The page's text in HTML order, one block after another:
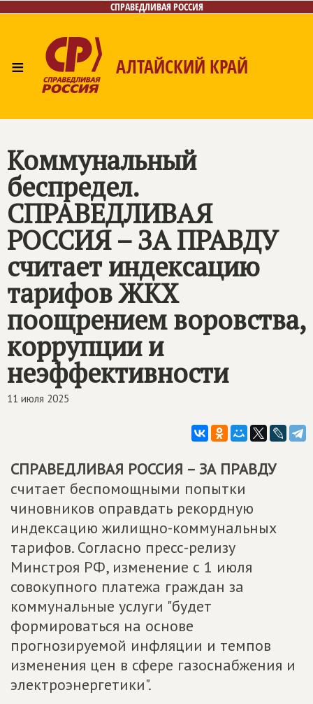
СПРАВЕДЛИВАЯ РОССИЯ
≡ АЛТАЙСКИЙ КРАЙ
Коммунальный
беспредел.
СПРАВЕДЛИВАЯ
РОССИЯ – ЗА ПРАВДУ
считает индексацию
тарифов ЖКХ
поощрением воровства,
коррупции и
неэффективности
11 июля 2025
СПРАВЕДЛИВАЯ РОССИЯ – ЗА ПРАВДУ
считает беспомощными попытки
чиновников оправдать рекордную
индексацию жилищно-коммунальных
тарифов. Согласно пресс-релизу
Минстроя РФ, изменение с 1 июля
совокупного платежа граждан за
коммунальные услуги "будет
формироваться на основе
прогнозируемой инфляции и темпов
изменения цен в сфере газоснабжения и
электроэнергетики".